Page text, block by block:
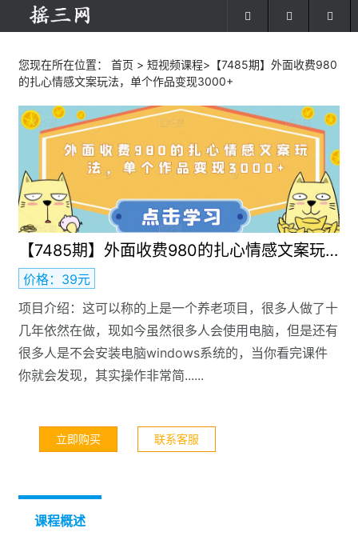
您现在所在位置： 首页 >短视频课程>【7485期】外面收费980
的扎心情感文案玩法，单个作品变现3000+
【7485期】外面收费980的扎心情感文案玩法，单个作品变现3000+
价格：39元
项目介绍：这可以称的上是一个养老项目，很多人做了十
几年依然在做，现如今虽然很多人会使用电脑，但是还有
很多人是不会安装电脑windows系统的，当你看完课件
你就会发现，其实操作非常简......
立即购买 联系客服
课程概述